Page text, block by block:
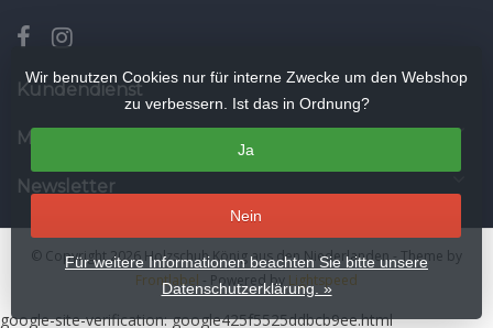
Kundendienst
Mein Konto
Newsletter
Wir benutzen Cookies nur für interne Zwecke um den Webshop
zu verbessern. Ist das in Ordnung?
Ja
Nein
Für weitere Informationen beachten Sie bitte unsere
Datenschutzerklärung. »
© Copyright 2026 Holzschuh König aus den Niederlanden- Theme by
Frontlabel - Powered by Lightspeed
google-site-verification: google425f5525ddbcb9ee.html